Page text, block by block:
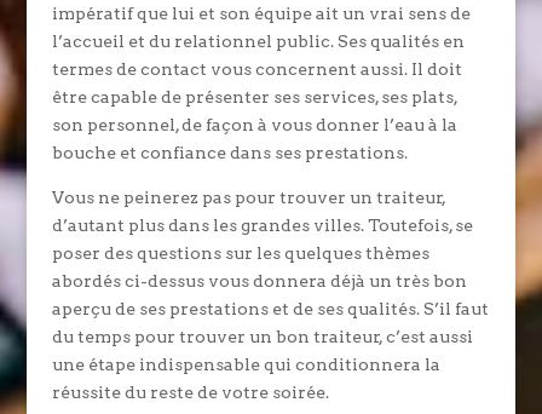
impératif que lui et son équipe ait un vrai sens de
l’accueil et du relationnel public. Ses qualités en
termes de contact vous concernent aussi. Il doit
être capable de présenter ses services, ses plats,
son personnel, de façon à vous donner l’eau à la
bouche et confiance dans ses prestations.
Vous ne peinerez pas pour trouver un traiteur,
d’autant plus dans les grandes villes. Toutefois, se
poser des questions sur les quelques thèmes
abordés ci-dessus vous donnera déjà un très bon
aperçu de ses prestations et de ses qualités. S’il faut
du temps pour trouver un bon traiteur, c’est aussi
une étape indispensable qui conditionnera la
réussite du reste de votre soirée.